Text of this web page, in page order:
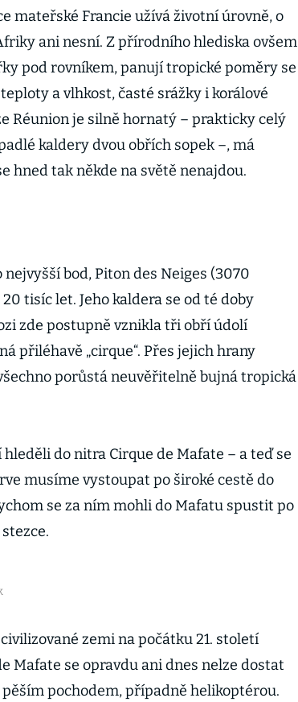
mateřské Francie užívá životní úrovně, o
ani nesní. Z přírodního hlediska ovšem
pod rovníkem, panují tropické poměry se
a vlhkost, časté srážky i korálové
Réunion je silně hornatý – prakticky celý
kaldery dvou obřích sopek –, má
hned tak někde na světě nenajdou.
bod, Piton des Neiges (3070
tisíc let. Jeho kaldera se od té doby
zde postupně vznikla tři obří údolí
přiléhavě „cirque“. Přes jejich hrany
porůstá neuvěřitelně bujná tropická
do nitra Cirque de Mafate – a teď se
musíme vystoupat po široké cestě do
se za ním mohli do Mafatu spustit po
zemi na počátku 21. století
Mafate se opravdu ani dnes nelze dostat
pochodem, případně helikoptérou.